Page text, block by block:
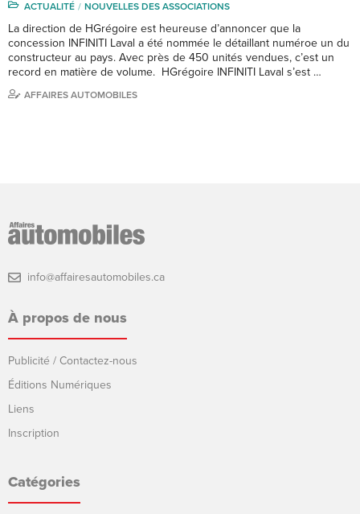
ACTUALITÉ NOUVELLES DES ASSOCIATIONS
La direction de HGrégoire est heureuse d’annoncer que la
concession INFINITI Laval a été nommée le détaillant numéroe un du
constructeur au pays. Avec près de 450 unités vendues, c’est un
record en matière de volume. HGrégoire INFINITI Laval s’est …
AFFAIRES AUTOMOBILES
info@affairesautomobiles.ca
À propos de nous
Publicité / Contactez-nous
Éditions Numériques
Liens
Inscription
Catégories